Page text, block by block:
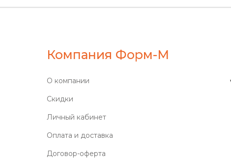
Компания Форм-М
О компании
Скидки
Личный кабинет
Оплата и доставка
Договор-оферта